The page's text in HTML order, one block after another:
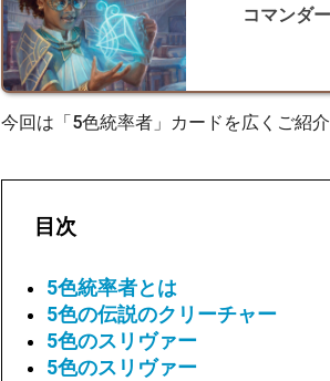
コマンダ
今回は「5色統率者」カードを広くご紹介
目次
5色統率者とは
5色の伝説のクリーチャー
5色のスリヴァー
5色のスリヴァー